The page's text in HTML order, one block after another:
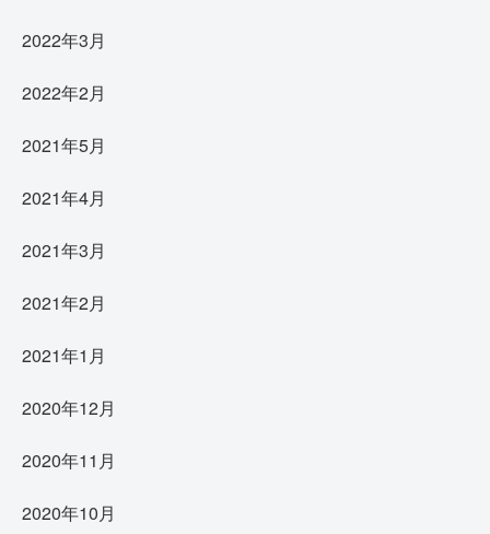
2022年3月
2022年2月
2021年5月
2021年4月
2021年3月
2021年2月
2021年1月
2020年12月
2020年11月
2020年10月